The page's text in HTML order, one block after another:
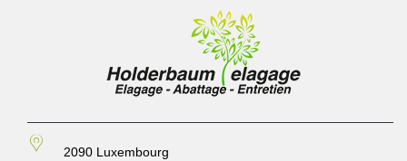
2090 Luxembourg